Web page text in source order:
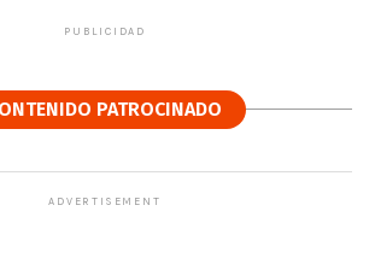
PUBLICIDAD
PATROCINADO
ADVERTISEMENT